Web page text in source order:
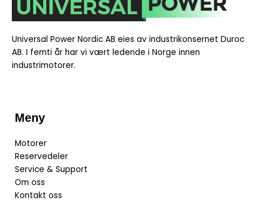
Universal Power Nordic AB eies av industrikonsernet Duroc
AB. I femti år har vi vært ledende i Norge innen
industrimotorer.
Meny
Motorer
Reservedeler
Service & Support
Om oss
Kontakt oss